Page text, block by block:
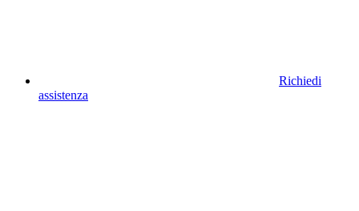
Richiedi
assistenza